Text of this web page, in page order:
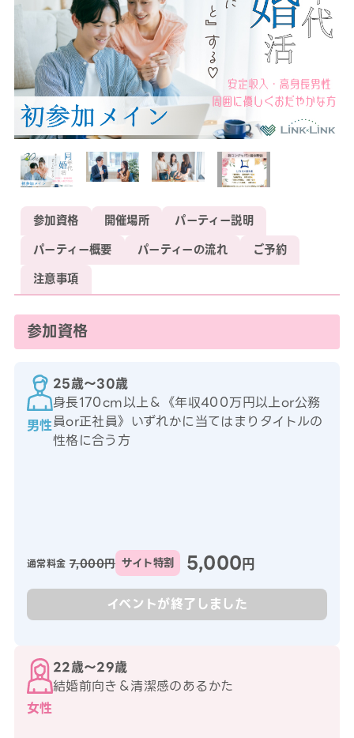
参加資格 開催場所
パーティー説明
パーティー概要
パーティーの流れ
ご予約
注意事項
参加資格
男性
25歳〜30歳
身長170cm以上＆《年収400万円以上or公務
員or正社員》いずれかに当てはまりタイトルの
性格に合う方
通常料金 7,000円 サイト特割 5,000円
イベントが終了しました
女性
22歳〜29歳
結婚前向き＆清潔感のあるかた